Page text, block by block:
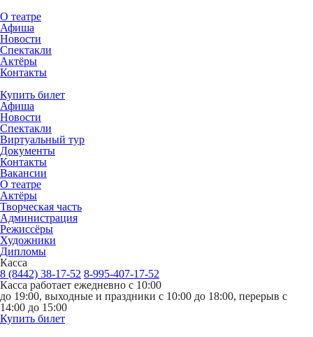
О театре
Афиша
Новости
Спектакли
Актёры
Контакты
Купить билет
Афиша
Новости
Спектакли
Виртуальный тур
Документы
Контакты
Вакансии
О театре
Актёры
Творческая часть
Администрация
Режиссёры
Художники
Дипломы
Касса
8 (8442) 38-17-52 8-995-407-17-52
Касса работает ежедневно с 10:00
до 19:00, выходные и праздники с 10:00 до 18:00, перерыв с
14:00 до 15:00
Купить билет